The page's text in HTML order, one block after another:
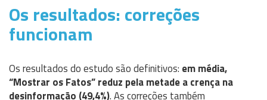
Os resultados: correções
funcionam
​​​​Os resultados do estudo são definitivos: em média,
“Mostrar os Fatos” reduz pela metade a crença na
desinformação (49,4%). As correções também